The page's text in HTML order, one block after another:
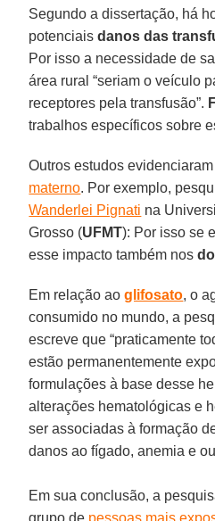
Segundo a dissertação, há
potenciaisdanos das
Por isso a necessidade de
área rural “seriam o veículo
receptores pela transfusão”.
trabalhos específicos sobre
Outros estudos
materno. Por exemplo,
Wanderlei Pignati na
Grosso (UFMT): Por isso se
esse impacto também nos
Em relação aoglifosato, o
consumido no mundo, a
escreve que “praticamente
estão permanentemente
formulações à base desse
alterações hematológicas e
ser associadas à formação
danos ao fígado, anemia e
Em sua conclusão, a
grupo de pessoas mais